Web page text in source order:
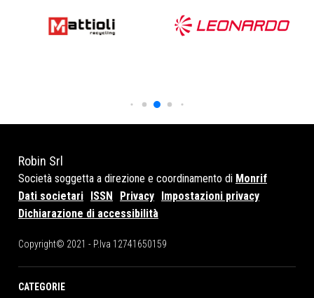
Robin Srl
Società soggetta a direzione e coordinamento di Monrif
Dati societari ISSN Privacy Impostazioni privacy
Dichiarazione di accessibilità
Copyright© 2021 - P.Iva 12741650159
CATEGORIE